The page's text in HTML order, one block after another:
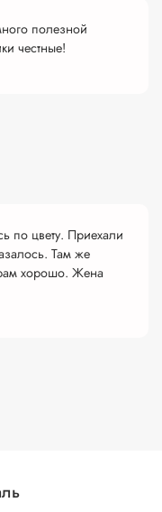
полезной
честные!
по цвету. Приехали
Там же
хорошо. Жена